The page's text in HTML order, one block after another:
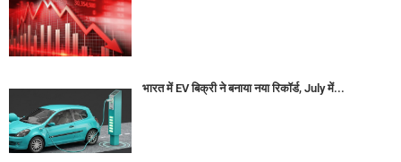
भारत में EV बिक्री ने बनाया नया रिकॉर्ड, July में...